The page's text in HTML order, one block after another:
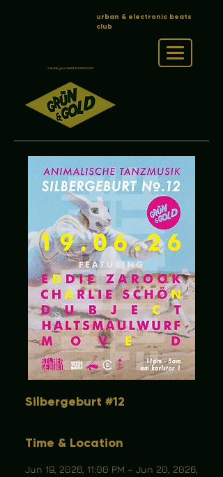
cause you need some boom
urban & electronic beats
club
Silbergeburt #12
Time & Location
Jun 19, 2026, 11:00 PM – Jun 20, 2026,